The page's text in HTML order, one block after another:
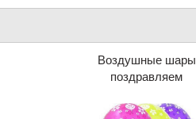
Воздушные шары
поздравляем